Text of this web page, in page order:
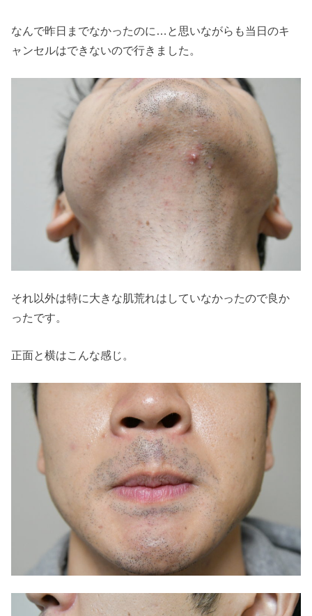
なんで昨日までなかったのに…と思いながらも当日のキ
ャンセルはできないので行きました。
それ以外は特に大きな肌荒れはしていなかったので良か
ったです。
正面と横はこんな感じ。